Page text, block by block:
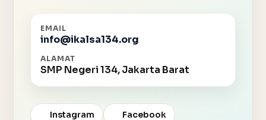
EMAIL
info@ikalsa134.org
ALAMAT
SMP Negeri 134, Jakarta Barat
Instagram Facebook